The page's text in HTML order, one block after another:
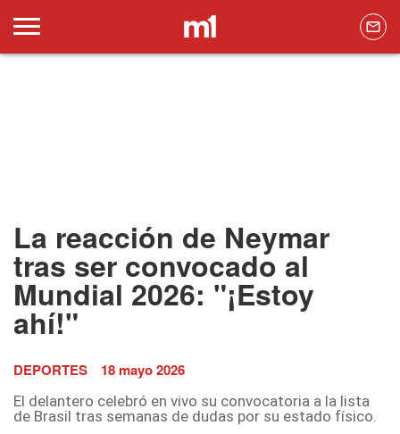
La reacción de Neymar
tras ser convocado al
Mundial 2026: "¡Estoy
ahí!"
DEPORTES 18 mayo 2026
El delantero celebró en vivo su convocatoria a la lista
de Brasil tras semanas de dudas por su estado físico.